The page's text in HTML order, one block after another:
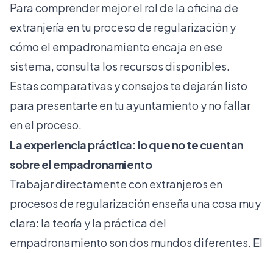
Para comprender mejor el rol de la oficina de
extranjería en tu proceso de regularización y
cómo el empadronamiento encaja en ese
sistema, consulta los recursos disponibles.
Estas comparativas y consejos te dejarán listo
para presentarte en tu ayuntamiento y no fallar
en el proceso.
La experiencia práctica: lo que no te cuentan
sobre el empadronamiento
Trabajar directamente con extranjeros en
procesos de regularización enseña una cosa muy
clara: la teoría y la práctica del
empadronamiento son dos mundos diferentes. El